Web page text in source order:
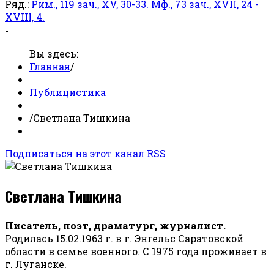
Ряд.: Рим., 119 зач., XV, 30-33. Мф., 73 зач., XVII, 24 -
XVIII, 4.
-
Вы здесь:
Главная/
Публицистика
/Светлана Тишкина
Подписаться на этот канал RSS
Светлана Тишкина
Писатель, поэт, драматург, журналист.
Родилась 15.02.1963 г. в г. Энгельс Саратовской
области в семье военного. С 1975 года проживает в
г. Луганске.